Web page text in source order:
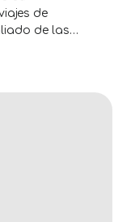
de
de las
países, cifras
y del canal.